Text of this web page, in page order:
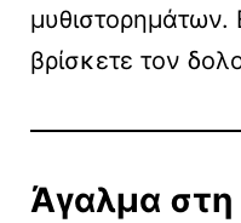
μυθιστορημάτων.
βρίσκετε τον
Άγαλμα στη